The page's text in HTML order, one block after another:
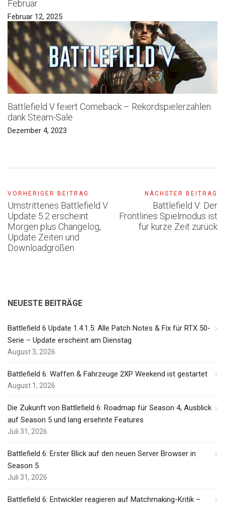
Februar
Februar 12, 2025
Battlefield V feiert Comeback – Rekordspielerzahlen
dank Steam-Sale
Dezember 4, 2023
VORHERIGER BEITRAG
Umstrittenes Battlefield V
Update 5.2 erscheint
Morgen plus Changelog,
Update Zeiten und
Downloadgrößen
NÄCHSTER BEITRAG
Battlefield V: Der
Frontlines Spielmodus ist
für kurze Zeit zurück
NEUESTE BEITRÄGE
Battlefield 6 Update 1.4.1.5: Alle Patch Notes & Fix für RTX 50-
Serie – Update erscheint am Dienstag
August 3, 2026
Battlefield 6: Waffen & Fahrzeuge 2XP Weekend ist gestartet
August 1, 2026
Die Zukunft von Battlefield 6: Roadmap für Season 4, Ausblick
auf Season 5 und lang ersehnte Features
Juli 31, 2026
Battlefield 6: Erster Blick auf den neuen Server Browser in
Season 5
Juli 31, 2026
Battlefield 6: Entwickler reagieren auf Matchmaking-Kritik –